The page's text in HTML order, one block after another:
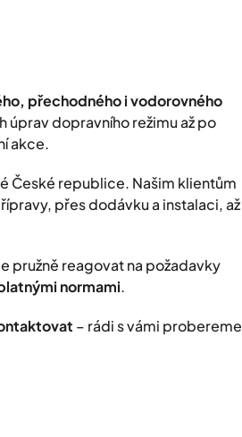
přechodného i vodorovného
úprav dopravního režimu až po
akce.
České republice. Našim klientům
přes dodávku a instalaci, až
pružně reagovat na požadavky
normami.
– rádi s vámi probereme